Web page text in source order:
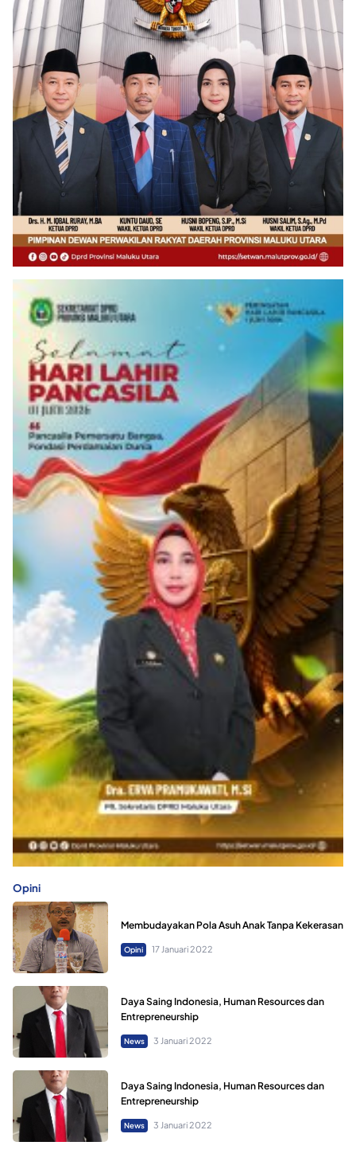
Opini
Membudayakan Pola Asuh Anak Tanpa Kekerasan
Opini 17 Januari 2022
Daya Saing Indonesia, Human Resources dan
Entrepreneurship
News 3 Januari 2022
Daya Saing Indonesia, Human Resources dan
Entrepreneurship
News 3 Januari 2022